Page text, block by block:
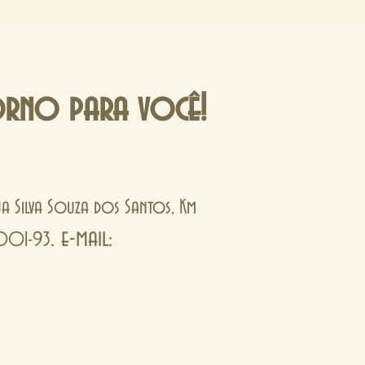
torne a lixar o piso, agora com
para você!
Silva Souza dos Santos, Km
93. e-mail: